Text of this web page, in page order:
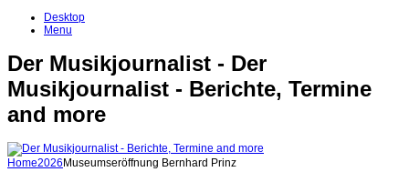
Desktop
Menu
Der Musikjournalist - Der
Musikjournalist - Berichte, Termine
and more
Home2026 Museumseröffnung Bernhard Prinz